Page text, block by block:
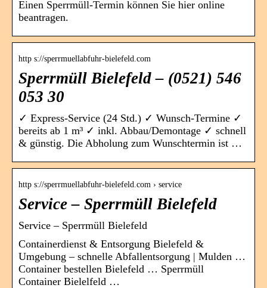
Einen Sperrmüll-Termin können Sie hier online
beantragen.
http s://sperrmuellabfuhr-bielefeld.com
Sperrmüll Bielefeld – (0521) 546
053 30
✓ Express-Service (24 Std.) ✓ Wunsch-Termine ✓
bereits ab 1 m³ ✓ inkl. Abbau/Demontage ✓ schnell
& günstig. Die Abholung zum Wunschtermin ist …
http s://sperrmuellabfuhr-bielefeld.com › service
Service – Sperrmüll Bielefeld
Service – Sperrmüll Bielefeld
Containerdienst & Entsorgung Bielefeld &
Umgebung – schnelle Abfallentsorgung | Mulden …
Container bestellen Bielefeld … Sperrmüll
Container Bielelfeld …